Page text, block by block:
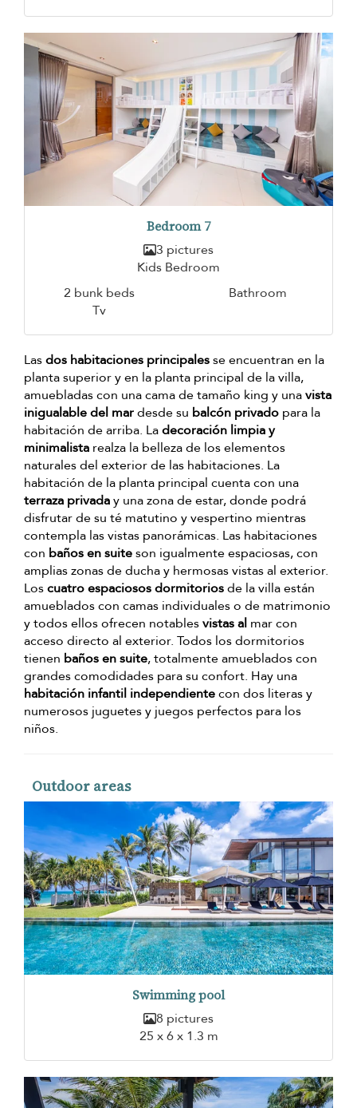
Bedroom 7
3 pictures
Kids Bedroom
2 bunk beds
Bathroom
Tv
Lasdos habitaciones principalesse encuentran en la
planta superior y en la planta principal de la villa,
amuebladas con una cama de tamaño king y unavista
inigualable del mardesde su balcón privado para la
habitación de arriba. Ladecoración limpia y
minimalista realza la belleza de los elementos
naturales del exterior de las habitaciones. La
habitación de la planta principal cuenta con una
terraza privaday una zona de estar, donde podrá
disfrutar de su té matutino y vespertino mientras
contempla las vistas panorámicas. Las habitaciones
con baños en suiteson igualmente espaciosas, con
amplias zonas de ducha y hermosas vistas al exterior.
Loscuatro espaciosos dormitoriosde la villa están
amueblados con camas individuales o de matrimonio
y todos ellos ofrecen notablesvistas al mar con
acceso directo al exterior. Todos los dormitorios
tienen baños en suite, totalmente amueblados con
grandes comodidades para su confort. Hay una
habitación infantil independientecon dos literas y
numerosos juguetes y juegos perfectos para los
niños.
Outdoor areas
Swimming pool
8 pictures
25 x 6 x 1.3 m